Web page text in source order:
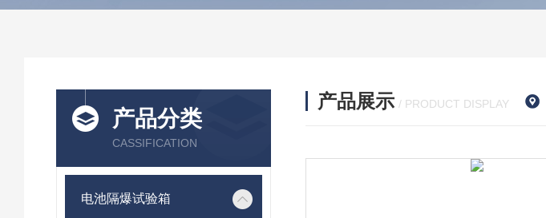
产品分类
CASSIFICATION
电池隔爆试验箱
产品展示 / PRODUCT DISPLAY